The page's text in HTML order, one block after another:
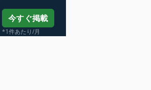
今すぐ掲載
*1件あたり/月